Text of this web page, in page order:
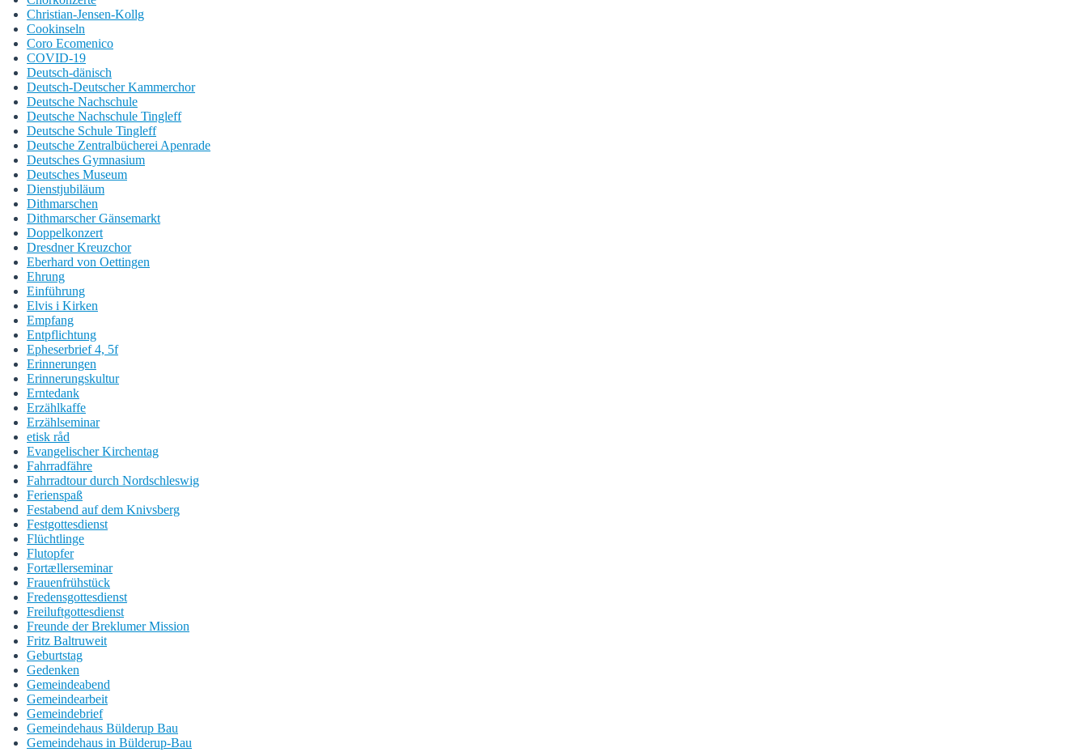
Christian-Jensen-Kollg
Cookinseln
Coro Ecomenico
COVID-19
Deutsch-dänisch
Deutsch-Deutscher Kammerchor
Deutsche Nachschule
Deutsche Nachschule Tingleff
Deutsche Schule Tingleff
Deutsche Zentralbücherei Apenrade
Deutsches Gymnasium
Deutsches Museum
Dienstjubiläum
Dithmarschen
Dithmarscher Gänsemarkt
Doppelkonzert
Dresdner Kreuzchor
Eberhard von Oettingen
Ehrung
Einführung
Elvis i Kirken
Empfang
Entpflichtung
Epheserbrief 4, 5f
Erinnerungen
Erinnerungskultur
Erntedank
Erzählkaffe
Erzählseminar
etisk råd
Evangelischer Kirchentag
Fahrradfähre
Fahrradtour durch Nordschleswig
Ferienspaß
Festabend auf dem Knivsberg
Festgottesdienst
Flüchtlinge
Flutopfer
Fortællerseminar
Frauenfrühstück
Fredensgottesdienst
Freiluftgottesdienst
Freunde der Breklumer Mission
Fritz Baltruweit
Geburtstag
Gedenken
Gemeindeabend
Gemeindearbeit
Gemeindebrief
Gemeindehaus Bülderup Bau
Gemeindehaus in Bülderup-Bau